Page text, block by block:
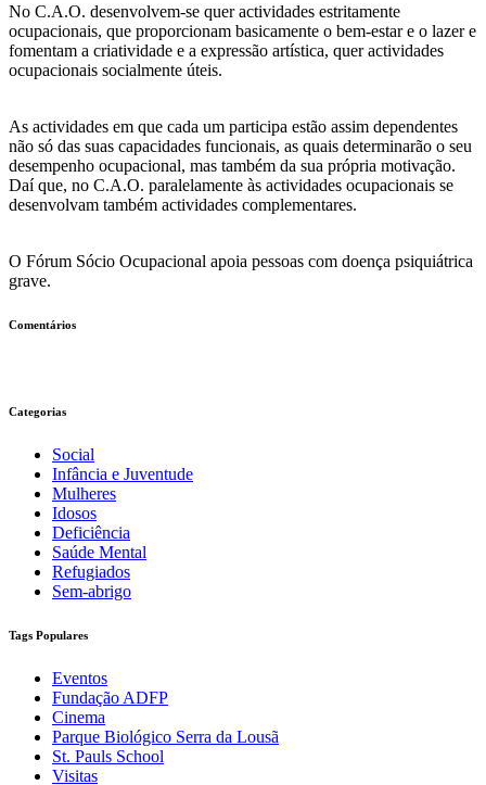
No C.A.O. desenvolvem-se quer actividades estritamente
ocupacionais, que proporcionam basicamente o bem-estar e o lazer e
fomentam a criatividade e a expressão artística, quer actividades
ocupacionais socialmente úteis.
As actividades em que cada um participa estão assim dependentes
não só das suas capacidades funcionais, as quais determinarão o seu
desempenho ocupacional, mas também da sua própria motivação.
Daí que, no C.A.O. paralelamente às actividades ocupacionais se
desenvolvam também actividades complementares.
O Fórum Sócio Ocupacional apoia pessoas com doença psiquiátrica
grave.
Comentários
Categorias
Social
Infância e Juventude
Mulheres
Idosos
Deficiência
Saúde Mental
Refugiados
Sem-abrigo
Tags Populares
Eventos
Fundação ADFP
Cinema
Parque Biológico Serra da Lousã
St. Pauls School
Visitas